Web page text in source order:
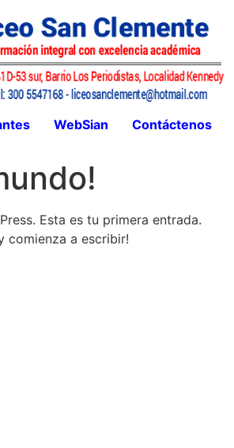
WebSian Contáctenos
Esta es tu primera entrada.
comienza a escribir!